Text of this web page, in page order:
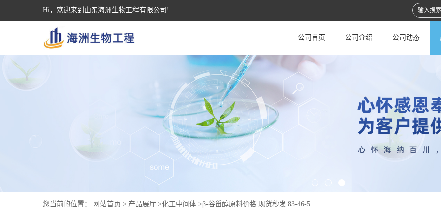
Hi，欢迎来到山东海洲生物工程有限公司!
公司首页 公司介绍 公司动态
您当前的位置： 网站首页 > 产品展厅 >化工中间体 >β-谷甾醇原料价格 现货秒发 83-46-5